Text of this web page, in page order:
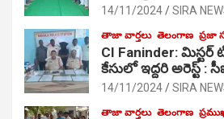
14/11/2024 SIRA
తాజా వార్తలు తెలంగాణ ప్రజా
CI Faninder: మిస్టర్
కేసులో ఇద్దరి అరెస్ట్ :
14/11/2024 SIRA
తాజా వార్తలు తెలంగాణ